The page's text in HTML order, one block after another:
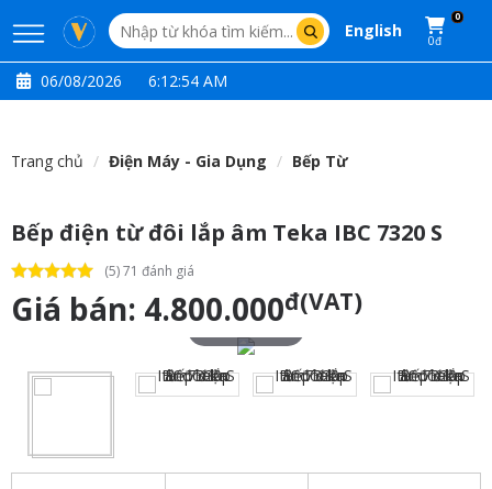
English
0
0đ
06/08/2026 6:12:55 AM
Trang chủ Điện Máy - Gia Dụng Bếp Từ
Bếp điện từ đôi lắp âm Teka IBC 7320 S
(5) 71 đánh giá
Giá bán: 4.800.000đ(VAT)